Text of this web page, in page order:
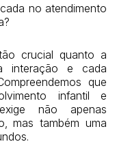
no atendimento
crucial quanto a
interação e cada
que
infantil e
não apenas
mas também uma